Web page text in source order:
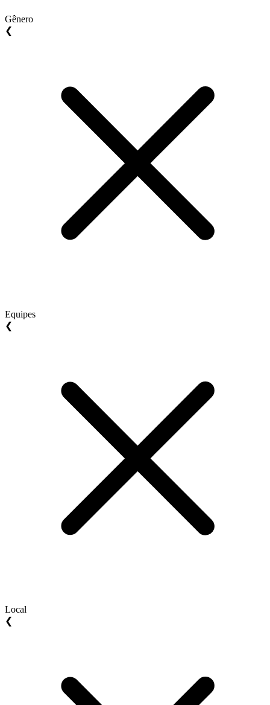
Gênero
❮
Equipes
❮
Local
❮